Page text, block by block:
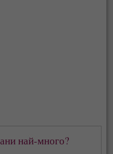
най-много?